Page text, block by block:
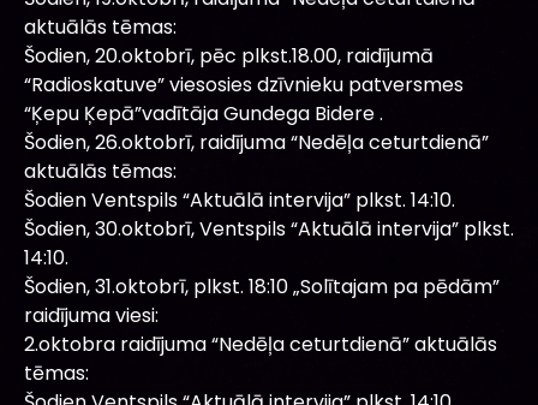
aktuālās tēmas:
Šodien, 20.oktobrī, pēc plkst.18.00, raidījumā
“Radioskatuve” viesosies dzīvnieku patversmes
“Ķepu Ķepā”vadītāja Gundega Bidere .
Šodien, 26.oktobrī, raidījuma “Nedēļa ceturtdienā”
aktuālās tēmas:
Šodien Ventspils “Aktuālā intervija” plkst. 14:10.
Šodien, 30.oktobrī, Ventspils “Aktuālā intervija” plkst.
14:10.
Šodien, 31.oktobrī, plkst. 18:10 „Solītajam pa pēdām”
raidījuma viesi:
2.oktobra raidījuma “Nedēļa ceturtdienā” aktuālās
tēmas: